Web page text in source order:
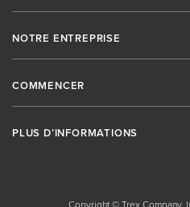
NOTRE ENTREPRISE
COMMENCER
PLUS D’INFORMATIONS